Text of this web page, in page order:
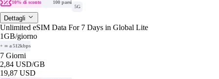
10% di sconto
100 paesi
5G
Dettagli
Unlimited eSIM Data For 7 Days in Global Lite
1GB/giorno
+ ∞ a 512kbps
7 Giorni
2,84 USD/GB
19,87 USD